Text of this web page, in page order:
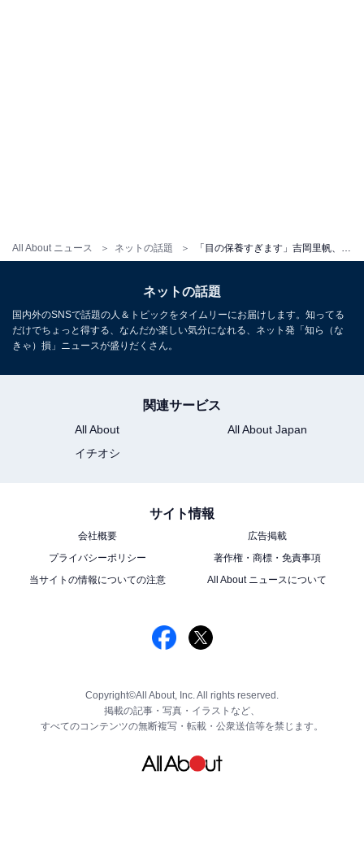
All About ニュース ネットの話題
ネットの話題
国内外のSNSで話題の人＆トピックをタイムリーにお届けします。知ってる
だけでちょっと得する、なんだか楽しい気分になれる、ネット発「知ら（な
きゃ）損」ニュースが盛りだくさん。
関連サービス
All About
All About Japan
イチオシ
サイト情報
会社概要
広告掲載
プライバシーポリシー
著作権・商標・免責事項
当サイトの情報についての注意
All About ニュースについて
Copyright©All About, Inc. All rights reserved.
掲載の記事・写真・イラストなど、
すべてのコンテンツの無断複写・転載・公衆送信等を禁じます。